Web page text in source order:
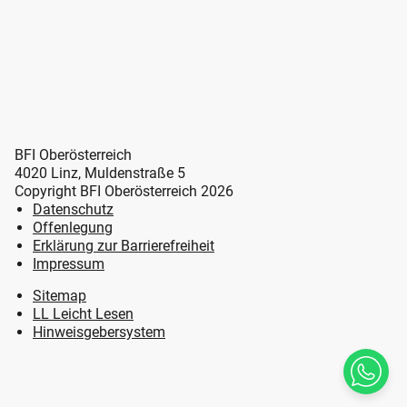
BFI Oberösterreich
4020 Linz, Muldenstraße 5
Copyright BFI Oberösterreich 2026
Datenschutz
Offenlegung
Erklärung zur Barrierefreiheit
Impressum
Sitemap
LL Leicht Lesen
Hinweisgebersystem